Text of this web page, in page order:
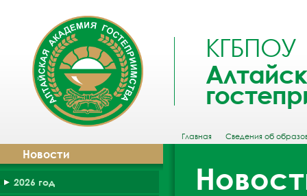
КГБПОУ
Главная Сведения об
Новости
2026 год